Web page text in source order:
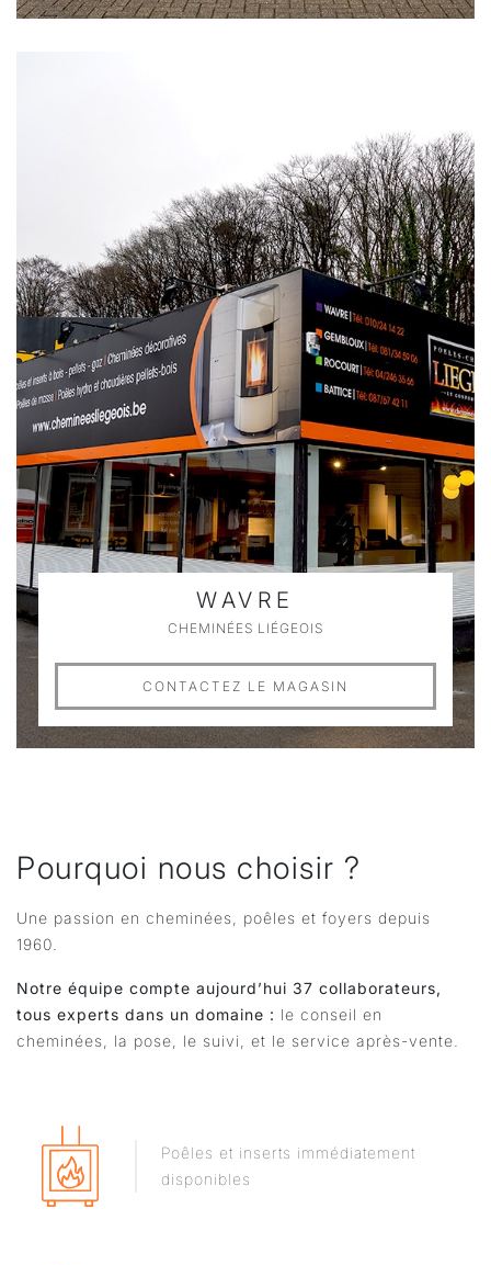
WAVRE
CHEMINÉES LIÉGEOIS
CONTACTEZ LE MAGASIN
Pourquoi nous choisir ?
Une passion en cheminées, poêles et foyers depuis
1960.
Notre équipe compte aujourd’hui 37 collaborateurs,
tous experts dans un domaine : le conseil en
cheminées, la pose, le suivi, et le service après-vente.
Poêles et inserts immédiatement
disponibles